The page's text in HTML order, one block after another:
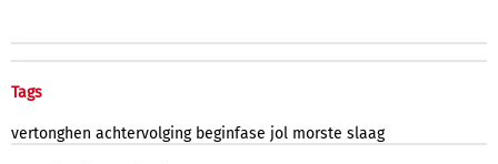
Tags
vertonghen achtervolging beginfase jol morste slaag